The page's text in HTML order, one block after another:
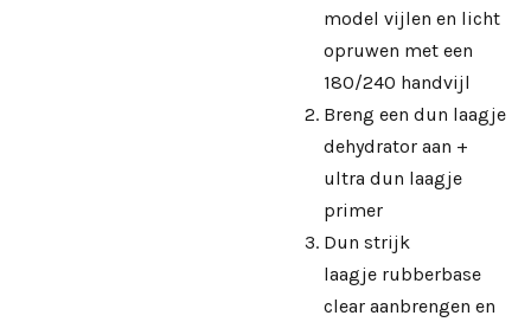
model vijlen en licht
opruwen met een
180/240 handvijl
Breng een dun laagje
dehydrator aan +
ultra dun laagje
primer
Dun strijk
laagje rubberbase
clear aanbrengen en